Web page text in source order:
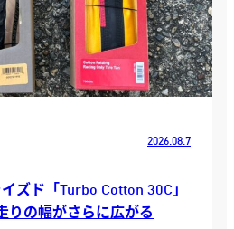
2026.08.7
ズド「Turbo Cotton 30C」
りの幅がさらに広がる